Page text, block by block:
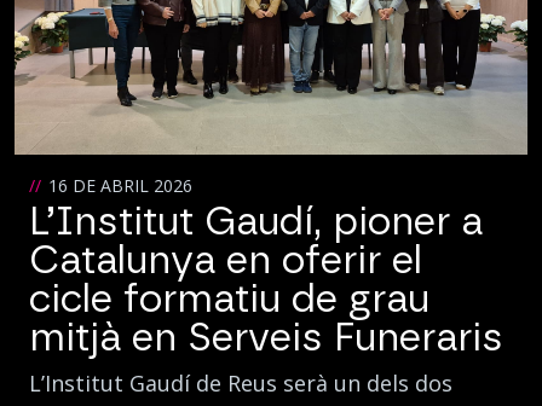
16 DE ABRIL 2026
L’Institut Gaudí, pioner a
Catalunya en oferir el
cicle formatiu de grau
mitjà en Serveis Funeraris
L’Institut Gaudí de Reus serà un dels dos